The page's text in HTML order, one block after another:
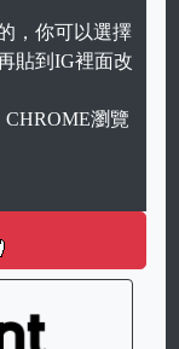
，你可以選擇
貼到IG裡面改
CHROME瀏覽